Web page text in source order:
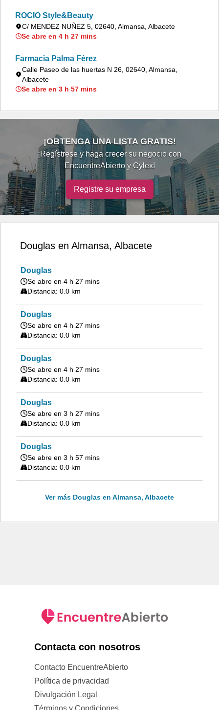
ROCIO Style&Beauty
C/ MENDEZ NUÑEZ 5, 02640, Almansa, Albacete
Se abre en 4 h 27 mins
Farmacia Palma Férez
Calle Paseo de las huertas N 26, 02640, Almansa,
Albacete
Se abre en 3 h 57 mins
¡OBTENGA UNA LISTA GRATIS!
¡Regístrese y haga crecer su negocio con
EncuentreAbierto y Cylex!
Registre su empresa
Douglas en Almansa, Albacete
Douglas
Se abre en 4 h 27 mins
Distancia: 0.0 km
Douglas
Se abre en 4 h 27 mins
Distancia: 0.0 km
Douglas
Se abre en 4 h 27 mins
Distancia: 0.0 km
Douglas
Se abre en 3 h 27 mins
Distancia: 0.0 km
Douglas
Se abre en 3 h 57 mins
Distancia: 0.0 km
Ver más Douglas en Almansa, Albacete
Contacta con nosotros
Contacto EncuentreAbierto
Política de privacidad
Divulgación Legal
Términos y Condiciones